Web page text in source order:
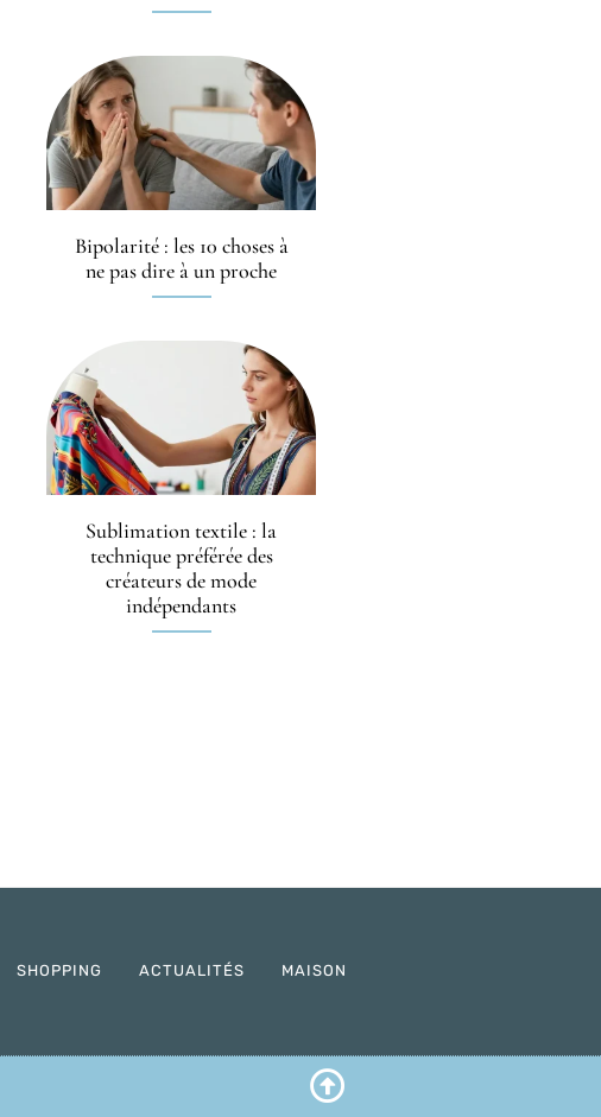
Bipolarité : les 10 choses à
ne pas dire à un proche
Sublimation textile : la
technique préférée des
créateurs de mode
indépendants
SHOPPING ACTUALITÉS MAISON